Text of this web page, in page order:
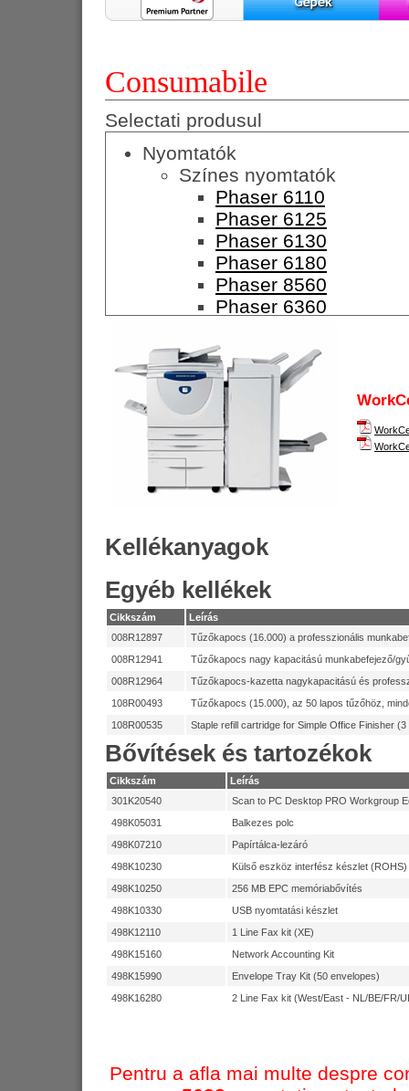
Consumabile
Selectati produsul
Nyomtatók
Színes nyomtatók
Phaser 6110
Phaser 6125
Phaser 6130
Phaser 6180
Phaser 8560
Phaser 6360
Phaser 7760
Fekete-fehér nyomtatók
Phaser 3117
Phaser 3124
Phaser 3125
Phaser 3250
Phaser 3600
Phaser 5550
Színes másolók
WorkCentre 7132
WorkCentre 7228
WorkCentre 7235
WorkCentre 7245
WorkCentre 7655
WorkCentre 7665
WorkCentre 7675
Fekete-fehér másolók
CopyCentre C118
Fekete-fehér másolók
WorkCentre 5225
WorkCentre 5230
WorkCentre 5632
WorkCentre 5638
WorkCentre 4150
WorkCentre 5645
WorkCentre 5655
WorkCentre 5665
WorkCentre 5675
WorkCentre 5222
Kellékanyagok
Egyéb kellékek
Cikkszám
Leírás
008R12897
Tűzőkapocs (16.000) a professzionális
008R12941
Tűzőkapocs nagy kapacitású munkabefejező/
008R12964
Tűzőkapocs-kazetta nagykapacitású és
108R00493
Tűzőkapocs (15.000), az 50 lapos tűzőhöz,
108R00535
Staple refill cartridge for Simple Office Finisher
Bővítések és tartozékok
Cikkszám
Leírás
301K20540
Scan to PC Desktop PRO Workgroup
498K05031
Balkezes polc
498K07210
Papírtálca-lezáró
498K10230
Külső eszköz interfész készlet (ROHS)
498K10250
256 MB EPC memóriabővítés
498K10330
USB nyomtatási készlet
498K12110
1 Line Fax kit (XE)
498K15160
Network Accounting Kit
498K15990
Envelope Tray Kit (50 envelopes)
498K16280
2 Line Fax kit (West/East - NL/BE/FR/
Pentru a afla mai multe despre